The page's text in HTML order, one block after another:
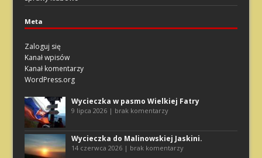
Meta
Zaloguj się
Kanał wpisów
Kanał komentarzy
WordPress.org
Wycieczka w pasmo Wielkiej Fatry
9 lipca 2026 | brak komentarzy
Wycieczka do Malinowskiej Jaskini.
14 czerwca 2026 | brak komentarzy